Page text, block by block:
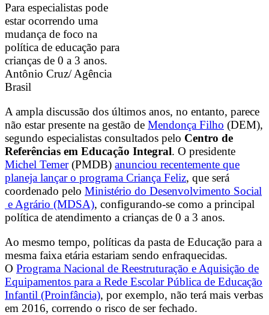
Para especialistas pode
estar ocorrendo uma
mudança de foco na
política de educação para
crianças de 0 a 3 anos.
Antônio Cruz/ Agência
Brasil
A ampla discussão dos últimos anos, no entanto, parece
não estar presente na gestão de Mendonça Filho (DEM),
segundo especialistas consultados pelo Centro de
Referências em Educação Integral. O presidente
Michel Temer(PMDB) anunciou recentemente que
planeja lançar o programa Criança Feliz, que será
coordenado pelo Ministério do Desenvolvimento Social
e Agrário (MDSA), configurando-se como a principal
política de atendimento a crianças de 0 a 3 anos.
Ao mesmo tempo, políticas da pasta de Educação para a
mesma faixa etária estariam sendo enfraquecidas.
O Programa Nacional de Reestruturação e Aquisição de
Equipamentos para a Rede Escolar Pública de Educação
Infantil (Proinfância), por exemplo, não terá mais verbas
em 2016, correndo o risco de ser fechado.